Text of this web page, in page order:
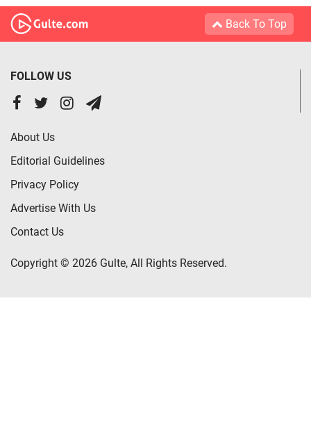
Back To Top
FOLLOW US
About Us
Editorial Guidelines
Privacy Policy
Advertise With Us
Contact Us
Copyright © 2026 Gulte, All Rights Reserved.